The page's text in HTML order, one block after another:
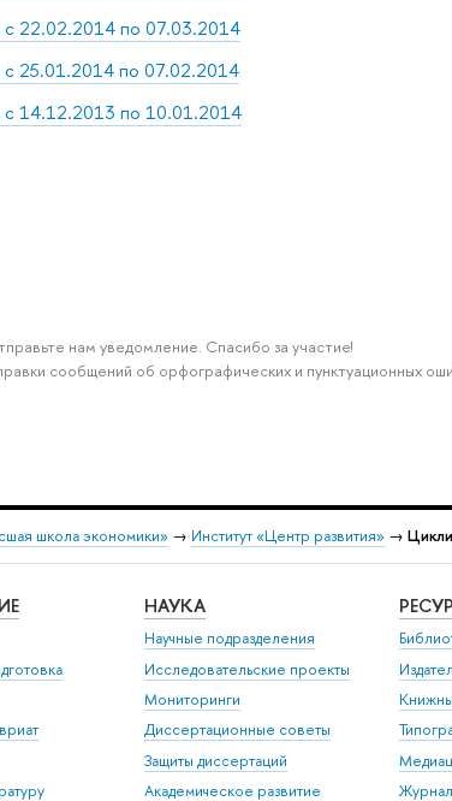
22.02.2014 по 07.03.2014
25.01.2014 по 07.02.2014
14.12.2013 по 10.01.2014
нам уведомление. Спасибо за участие!
сообщений об орфографических и пунктуационных
школа экономики» → Институт «Центр развития» →
НАУКА
Научные подразделения
Исследовательские проекты
Мониторинги
Диссертационные советы
Защиты диссертаций
Академическое развитие